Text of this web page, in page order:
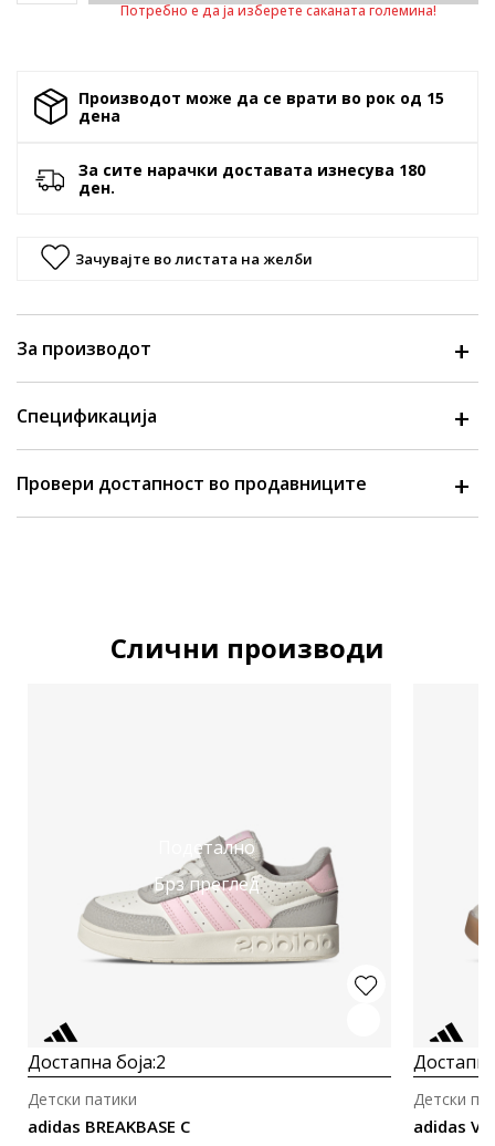
Потребно е да ја изберете саканата големина!
Производот може да се врати во рок од 15
денa
За сите нарачки доставата изнесува 180
ден.
Зачувајте во листата на желби
За производот
Спецификација
Провери достапност во продавниците
Слични производи
Подетално
Брз преглед
Достапна боја:2
adidas BREAKBASE C
Детски патики
adidas VL
Детски